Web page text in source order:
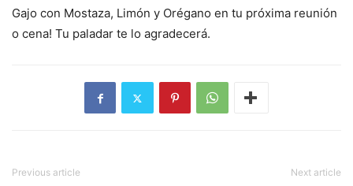
Gajo con Mostaza, Limón y Orégano en tu próxima reunión
o cena! Tu paladar te lo agradecerá.
Previous article Next article